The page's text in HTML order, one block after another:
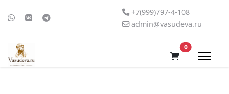
+7(999)797-4-108
admin@vasudeva.ru
0В корзину